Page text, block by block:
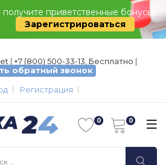
получите приветственные бонусы
Зарегистрироваться
| +7 (800) 500-33-13, Бесплатно |
обратный звонок
Регистрация